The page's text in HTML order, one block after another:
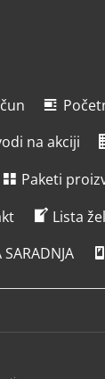
na akciji
Paketi
Lista
SARADNJA